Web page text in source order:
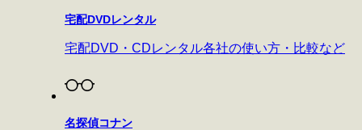
宅配DVDレンタル
宅配DVD・CDレンタル各社の使い方・比較など
名探偵コナン